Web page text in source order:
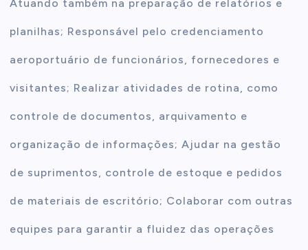
Atuando também na preparação de relatórios e
planilhas; Responsável pelo credenciamento
aeroportuário de funcionários, fornecedores e
visitantes; Realizar atividades de rotina, como
controle de documentos, arquivamento e
organização de informações; Ajudar na gestão
de suprimentos, controle de estoque e pedidos
de materiais de escritório; Colaborar com outras
equipes para garantir a fluidez das operações